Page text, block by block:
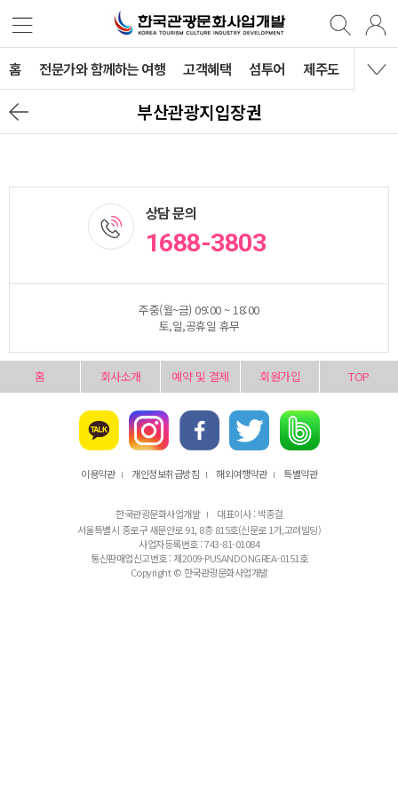
홈 전문가와 함께하는 여행 고객혜택 섬투어 제주도 국내
부산관광지입장권
상담 문의
1688-3803
주중(월~금) 09:00 ~ 18:00
토,일,공휴일 휴무
홈 회사소개 예약 및 결제 회원가입 TOP
이용약관 l 개인정보취급방침 l 해외여행약관 l 특별약관
한국관광문화사업개발 l
대표이사 : 박종걸
서울특별시 종로구 새문안로 91, 8층 815호(신문로 1가,고려빌딩)
사업자등록번호 : 743-81-01084
통신판매업신고번호 : 제2009-PUSANDONGREA-0151호
Copyright © 한국관광문화사업개발